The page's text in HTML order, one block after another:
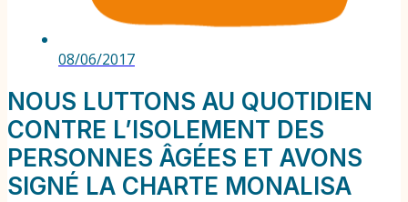
08/06/2017
NOUS LUTTONS AU QUOTIDIEN
CONTRE L’ISOLEMENT DES
PERSONNES ÂGÉES ET AVONS
SIGNÉ LA CHARTE MONALISA